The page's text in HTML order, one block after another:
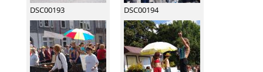
DSC00193 DSC00194